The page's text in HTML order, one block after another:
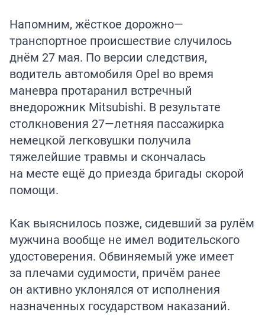
Напомним, жёсткое дорожно—
транспортное происшествие случилось
днём 27 мая. По версии следствия,
водитель автомобиля Opel во время
маневра протаранил встречный
внедорожник Mitsubishi. В результате
столкновения 27—летняя пассажирка
немецкой легковушки получила
тяжелейшие травмы и скончалась
на месте ещё до приезда бригады скорой
помощи.
Как выяснилось позже, сидевший за рулём
мужчина вообще не имел водительского
удостоверения. Обвиняемый уже имеет
за плечами судимости, причём ранее
он активно уклонялся от исполнения
назначенных государством наказаний.